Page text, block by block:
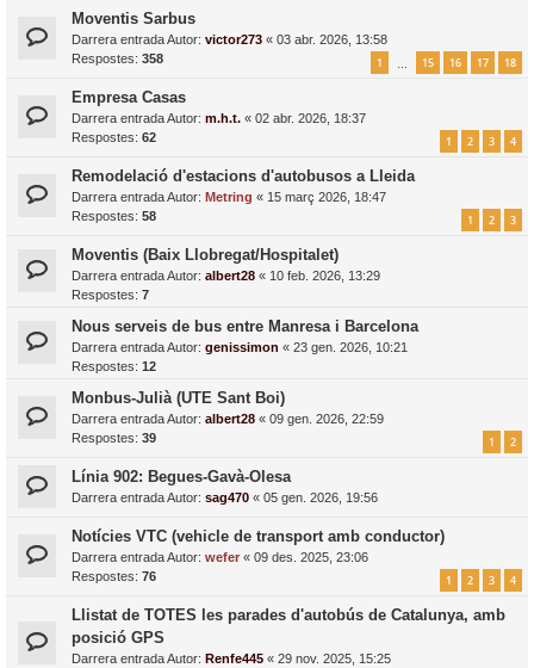
Moventis Sarbus
Darrera entrada Autor: victor273 « 03 abr. 2026, 13:58
Respostes: 358 1 15 16 17 18
Empresa Casas
Darrera entrada Autor: m.h.t. « 02 abr. 2026, 18:37
Respostes: 62 1 2 3 4
Remodelació d'estacions d'autobusos a Lleida
Darrera entrada Autor: Metring « 15 març 2026, 18:47
Respostes: 58 1 2 3
Moventis (Baix Llobregat/Hospitalet)
Darrera entrada Autor: albert28 « 10 feb. 2026, 13:29
Respostes: 7
Nous serveis de bus entre Manresa i Barcelona
Darrera entrada Autor: genissimon « 23 gen. 2026, 10:21
Respostes: 12
Monbus-Julià (UTE Sant Boi)
Darrera entrada Autor: albert28 « 09 gen. 2026, 22:59
Respostes: 39 1 2
Línia 902: Begues-Gavà-Olesa
Darrera entrada Autor: sag470 « 05 gen. 2026, 19:56
Notícies VTC (vehicle de transport amb conductor)
Darrera entrada Autor: wefer « 09 des. 2025, 23:06
Respostes: 76 1 2 3 4
Llistat de TOTES les parades d'autobús de Catalunya, amb
posició GPS
Darrera entrada Autor: Renfe445 « 29 nov. 2025, 15:25